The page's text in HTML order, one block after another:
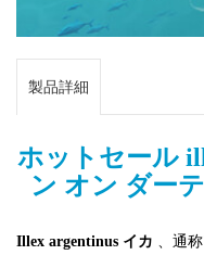
製品詳細
ホットセール
ン オン ダー
Illex argentinus イカ 、通